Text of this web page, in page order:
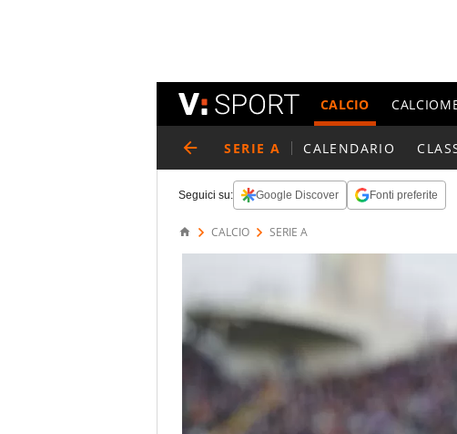
CALCIO
SERIE A CALENDARIO
Seguici su: Google Discover Fonti preferite
CALCIO SERIE A